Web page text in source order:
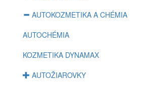
AUTOKOZMETIKA A CHÉMIA
AUTOCHÉMIA
KOZMETIKA DYNAMAX
AUTOŽIAROVKY